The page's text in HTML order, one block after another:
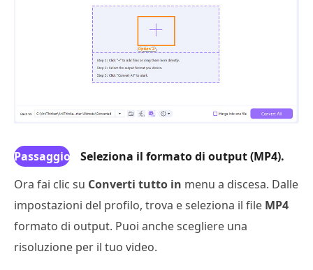
Passaggio
3
Seleziona il formato di output (MP4).
Ora fai clic su Converti tutto in menu a discesa. Dalle
impostazioni del profilo, trova e seleziona il file MP4
formato di output. Puoi anche scegliere una
risoluzione per il tuo video.